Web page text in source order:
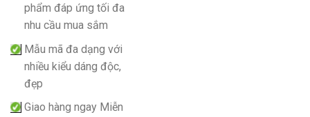
phẩm đáp ứng tối đa
nhu cầu mua sắm
Mẫu mã đa dạng với
nhiều kiểu dáng độc,
đẹp
Giao hàng ngay Miễn